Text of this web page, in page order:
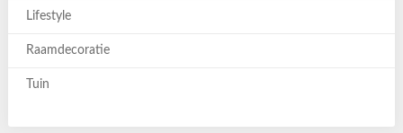
Lifestyle
Raamdecoratie
Tuin